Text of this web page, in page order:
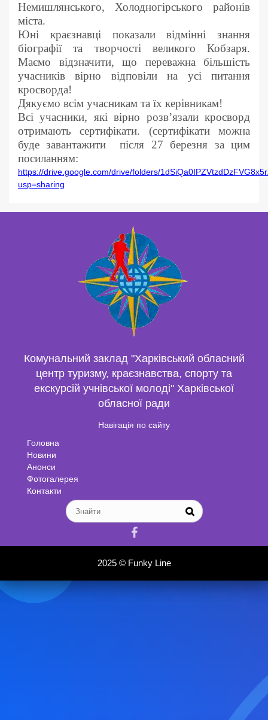
Немишлянського, Холодногірського районів
міста.
Юні краєзнавці показали відмінні знання
біографії та творчості великого Кобзаря.
Маємо відзначити, що переважна більшість
учасників вірно відповіли на усі питання
кросворда!
Дякуємо всім учасникам та їх керівникам!
Всі учасники, які вірно розв’язали кросворд
отримають сертифікати. (сертифікати можна
буде завантажити після 27 березня за цим
посиланням:
https://drive.google.com/drive/folders/
usp=sharing
Комунальний заклад "Харківський обласний
центр туризму, краєзнавства, спорту та
екскурсій учнівської молоді" Харківської
обласної ради
Навігація по сайту
Головна
Новини
Анонси
Фотогалерея
Контакти

2025 © Funky Line